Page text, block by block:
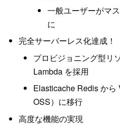
一般ユーザーがマ
に
完全サーバーレス化達成！
プロビジョニング型リ
Lambda を採用
Elasticache Redis か
OSS）に移行
高度な機能の実現